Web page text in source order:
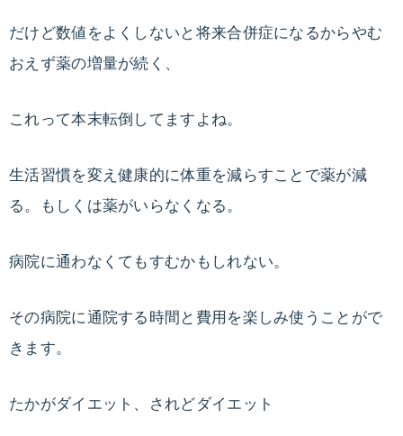
だけど数値をよくしないと将来合併症になるからやむ
おえず薬の増量が続く、
これって本末転倒してますよね。
生活習慣を変え健康的に体重を減らすことで薬が減
る。もしくは薬がいらなくなる。
病院に通わなくてもすむかもしれない。
その病院に通院する時間と費用を楽しみ使うことがで
きます。
たかがダイエット、されどダイエット